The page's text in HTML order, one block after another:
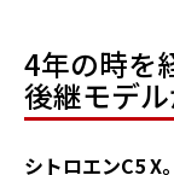
4年の時を
後継モデル
シトロエンC5 X